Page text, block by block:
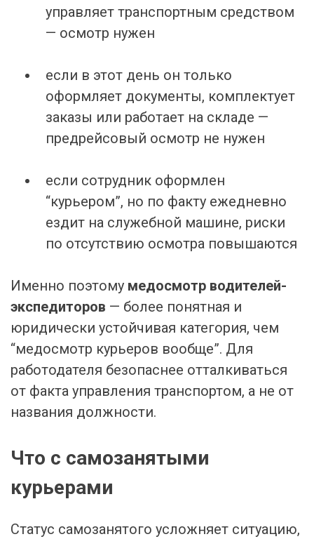
управляет транспортным средством
— осмотр нужен
если в этот день он только
оформляет документы, комплектует
заказы или работает на складе —
предрейсовый осмотр не нужен
если сотрудник оформлен
“курьером”, но по факту ежедневно
ездит на служебной машине, риски
по отсутствию осмотра повышаются
Именно поэтому медосмотр водителей-
экспедиторов — более понятная и
юридически устойчивая категория, чем
“медосмотр курьеров вообще”. Для
работодателя безопаснее отталкиваться
от факта управления транспортом, а не от
названия должности.
Что с самозанятыми
курьерами
Статус самозанятого усложняет ситуацию,